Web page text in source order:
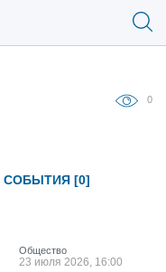
0
СОБЫТИЯ [0]
Общество
23 июля 2026, 16:00